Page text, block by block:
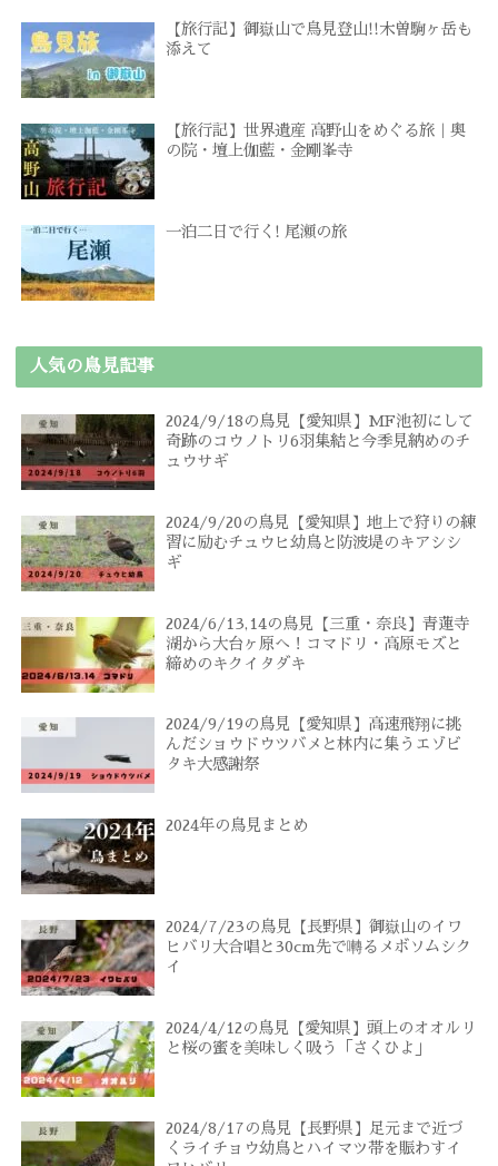
【旅行記】御嶽山で鳥見登山!!木曽駒ヶ岳も
添えて
【旅行記】世界遺産 高野山をめぐる旅｜奥
の院・壇上伽藍・金剛峯寺
一泊二日で行く! 尾瀬の旅
人気の鳥見記事
2024/9/18の鳥見【愛知県】MF池初にして
奇跡のコウノトリ6羽集結と今季見納めのチ
ュウサギ
2024/9/20の鳥見【愛知県】地上で狩りの練
習に励むチュウヒ幼鳥と防波堤のキアシシ
ギ
2024/6/13,14の鳥見【三重・奈良】青蓮寺
湖から大台ヶ原へ！コマドリ・高原モズと
締めのキクイタダキ
2024/9/19の鳥見【愛知県】高速飛翔に挑
んだショウドウツバメと林内に集うエゾビ
タキ大感謝祭
2024年の鳥見まとめ
2024/7/23の鳥見【長野県】御嶽山のイワ
ヒバリ大合唱と30cm先で囀るメボソムシク
イ
2024/4/12の鳥見【愛知県】頭上のオオルリ
と桜の蜜を美味しく吸う「さくひよ」
2024/8/17の鳥見【長野県】足元まで近づ
くライチョウ幼鳥とハイマツ帯を賑わすイ